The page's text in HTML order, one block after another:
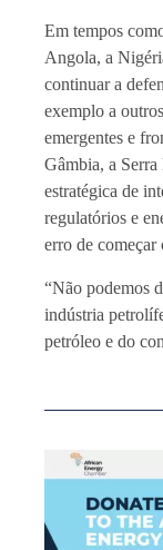
Em tempos
Angola, a
continuar a
exemplo a
emergentes e
Gâmbia, a
estratégica de
regulatórios e
erro de começar
“Não podemos
indústria
petróleo e do